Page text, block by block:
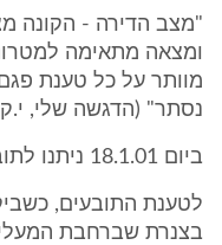
"מצב הדירה - הקונה
ומצאה מתאימה
מוותר על כל טענת
נסתר" (הדגשה שלי,
ביום 18.1.01 ניתנו לתובעים המפתחות לדירה.
לטענת התובעים,
בצנרת שברחבת